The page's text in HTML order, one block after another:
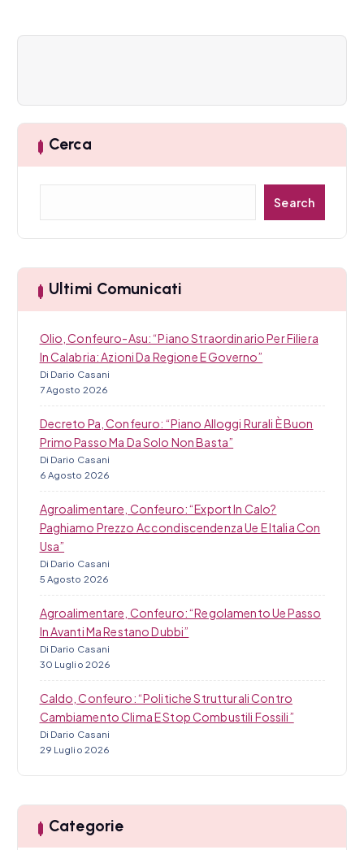
r
l
i
Cerca
a
Search
Ultimi Comunicati
Olio, Confeuro-Asu: “Piano Straordinario Per Filiera
In Calabria: Azioni Da Regione E Governo”
Di Dario Casani
7 Agosto 2026
Decreto Pa, Confeuro: “Piano Alloggi Rurali È Buon
Primo Passo Ma Da Solo Non Basta”
Di Dario Casani
6 Agosto 2026
Agroalimentare, Confeuro: “Export In Calo?
Paghiamo Prezzo Accondiscendenza Ue E Italia Con
Usa”
Di Dario Casani
5 Agosto 2026
Agroalimentare, Confeuro: “Regolamento Ue Passo
In Avanti Ma Restano Dubbi”
Di Dario Casani
30 Luglio 2026
Caldo, Confeuro: “Politiche Strutturali Contro
Cambiamento Clima E Stop Combustili Fossili”
Di Dario Casani
29 Luglio 2026
Categorie